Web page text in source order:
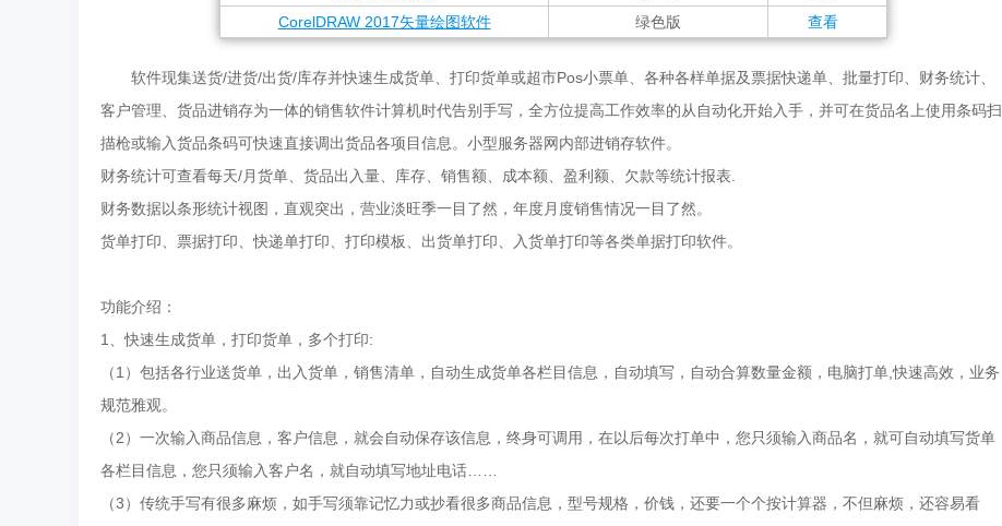
CorelDRAW 2017矢量绘图软件
绿色版 查看
软件现集送货/进货/出货/库存并快速生成货单、打印货单或超市Pos小票单、各种各样单据及票据快递单、批量打印、财务统计、
客户管理、货品进销存为一体的销售软件计算机时代告别手写，全方位提高工作效率的从自动化开始入手，并可在货品名上使用条码扫
描枪或输入货品条码可快速直接调出货品各项目信息。小型服务器网内部进销存软件。
财务统计可查看每天/月货单、货品出入量、库存、销售额、成本额、盈利额、欠款等统计报表.
财务数据以条形统计视图，直观突出，营业淡旺季一目了然，年度月度销售情况一目了然。
货单打印、票据打印、快递单打印、打印模板、出货单打印、入货单打印等各类单据打印软件。
功能介绍：
1、快速生成货单，打印货单，多个打印:
（1）包括各行业送货单，出入货单，销售清单，自动生成货单各栏目信息，自动填写，自动合算数量金额，电脑打单,快速高效，业务
规范雅观。
（2）一次输入商品信息，客户信息，就会自动保存该信息，终身可调用，在以后每次打单中，您只须输入商品名，就可自动填写货单
各栏目信息，您只须输入客户名，就自动填写地址电话……
（3）传统手写有很多麻烦，如手写须靠记忆力或抄看很多商品信息，型号规格，价钱，还要一个个按计算器，不但麻烦，还容易看